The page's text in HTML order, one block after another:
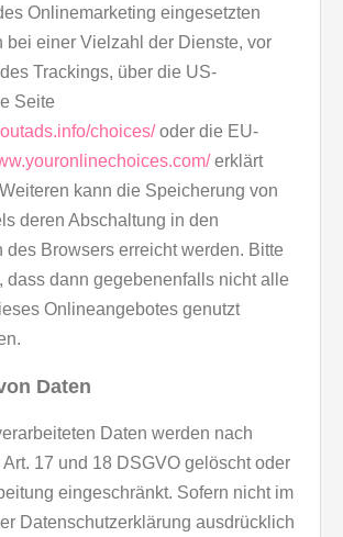
Onlinemarketing eingesetzten
bei einer Vielzahl der Dienste, vor
Trackings, über die US-
Seite
choices/oder die EU-
erklärt
kann die Speicherung von
deren Abschaltung in den
des Browsers erreicht werden. Bitte
dass dann gegebenenfalls nicht alle
Onlineangebotes genutzt
Daten
Daten werden nach
17 und 18 DSGVO gelöscht oder
eingeschränkt. Sofern nicht im
Datenschutzerklärung ausdrücklich